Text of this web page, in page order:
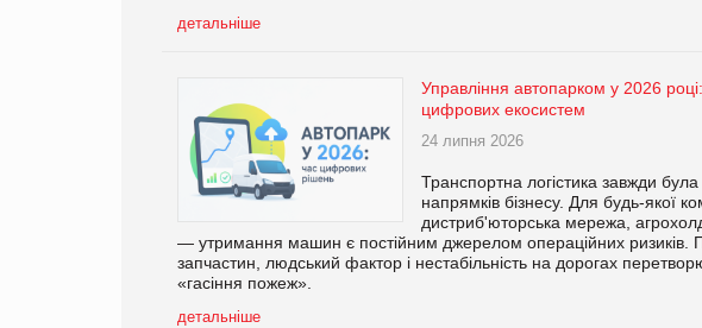
детальніше
Управління автопарком у 2026
цифрових екосистем
24 липня 2026
Транспортна логістика завжди
напрямків бізнесу. Для будь-якої
дистриб'юторська мережа,
— утримання машин є постійним джерелом операційних ризиків.
запчастин, людський фактор і нестабільність на дорогах
«гасіння пожеж».
детальніше